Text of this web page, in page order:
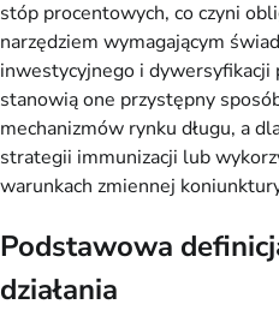
stóp procentowych, co czyni
narzędziem wymagającym
inwestycyjnego i dywersyfikacji
stanowią one przystępny
mechanizmów rynku długu, a
strategii immunizacji lub
warunkach zmiennej
Podstawowa
działania